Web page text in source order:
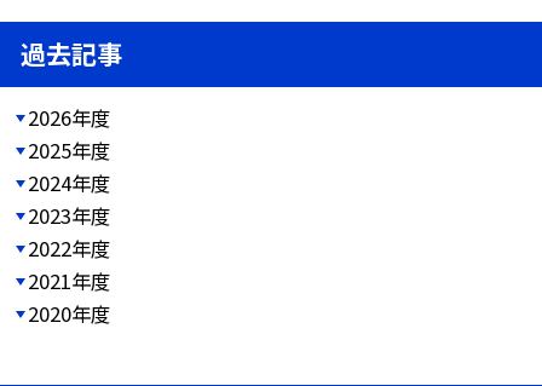
過去記事
2026年度
2025年度
2024年度
2023年度
2022年度
2021年度
2020年度